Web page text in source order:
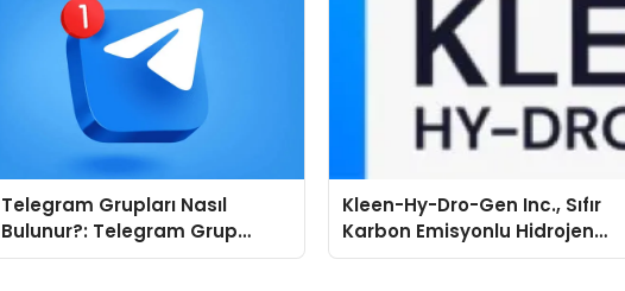
Telegram Grupları Nasıl
Bulunur?: Telegram Grup
Tanıtımı İçin Kategori Seçimi
Kleen-Hy-Dro-Gen Inc., Sıfır
Karbon Emisyonlu Hidrojen
Isıtma Teknolojisinde ISO ve